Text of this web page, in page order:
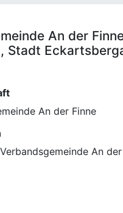
An der
An der Finne
An